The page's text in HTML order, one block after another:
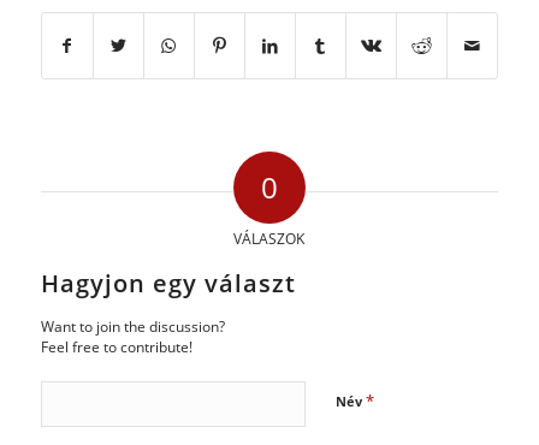
0
VÁLASZOK
Hagyjon egy választ
Want to join the discussion?
Feel free to contribute!
Név *